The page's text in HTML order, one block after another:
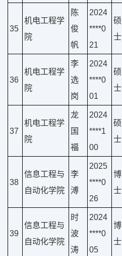
35
机电工程学
院
陈
俊
帆
2024
****0
21
硕
士
36
机电工程学
院
李
选
岗
2024
****0
01
硕
士
37
机电工程学
院
龙
国
福
2024
****1
00
硕
士
38
信息工程与
自动化学院
李
溥
2025
****0
26
博
士
39
信息工程与
自动化学院
时
波
涛
2024
****0
05
博
士